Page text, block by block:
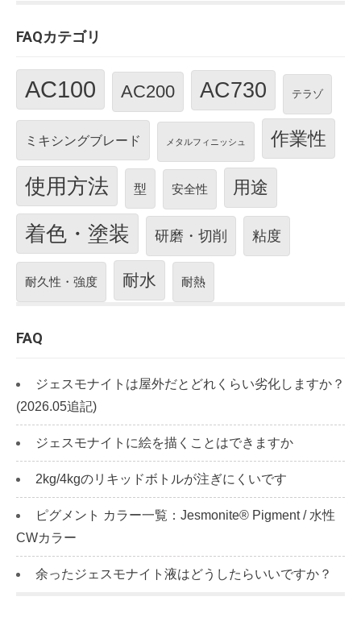
FAQカテゴリ
AC100 AC200 AC730 テラゾ
ミキシングブレード メタルフィニッシュ 作業性
使用方法 型 安全性 用途
着色・塗装 研磨・切削 粘度
耐久性・強度 耐水 耐熱
FAQ
ジェスモナイトは屋外だとどれくらい劣化しますか？
(2026.05追記)
ジェスモナイトに絵を描くことはできますか
2kg/4kgのリキッドボトルが注ぎにくいです
ピグメント カラー一覧：Jesmonite® Pigment / 水性
CWカラー
余ったジェスモナイト液はどうしたらいいですか？